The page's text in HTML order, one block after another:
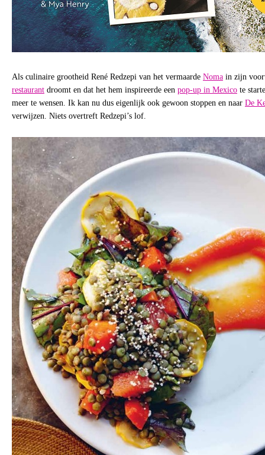
Als culinaire grootheid René Redzepi van het vermaarde Noma in zijn
restaurant droomt en dat het hem inspireerde een pop-up in Mexico te
meer te wensen. Ik kan nu dus eigenlijk ook gewoon stoppen en naar De
verwijzen. Niets overtreft Redzepi’s lof.